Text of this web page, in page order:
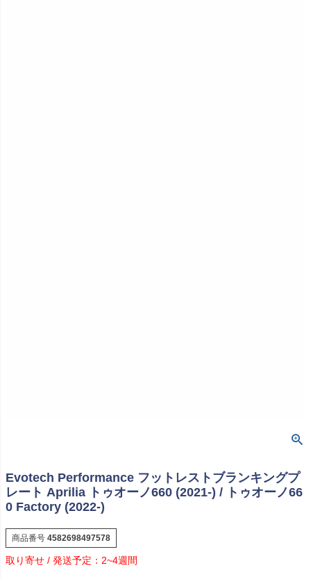
Evotech Performance フットレストブランキングプ
レート Aprilia トゥオーノ660 (2021-) / トゥオーノ66
0 Factory (2022-)
商品番号 4582698497578
2~4週間